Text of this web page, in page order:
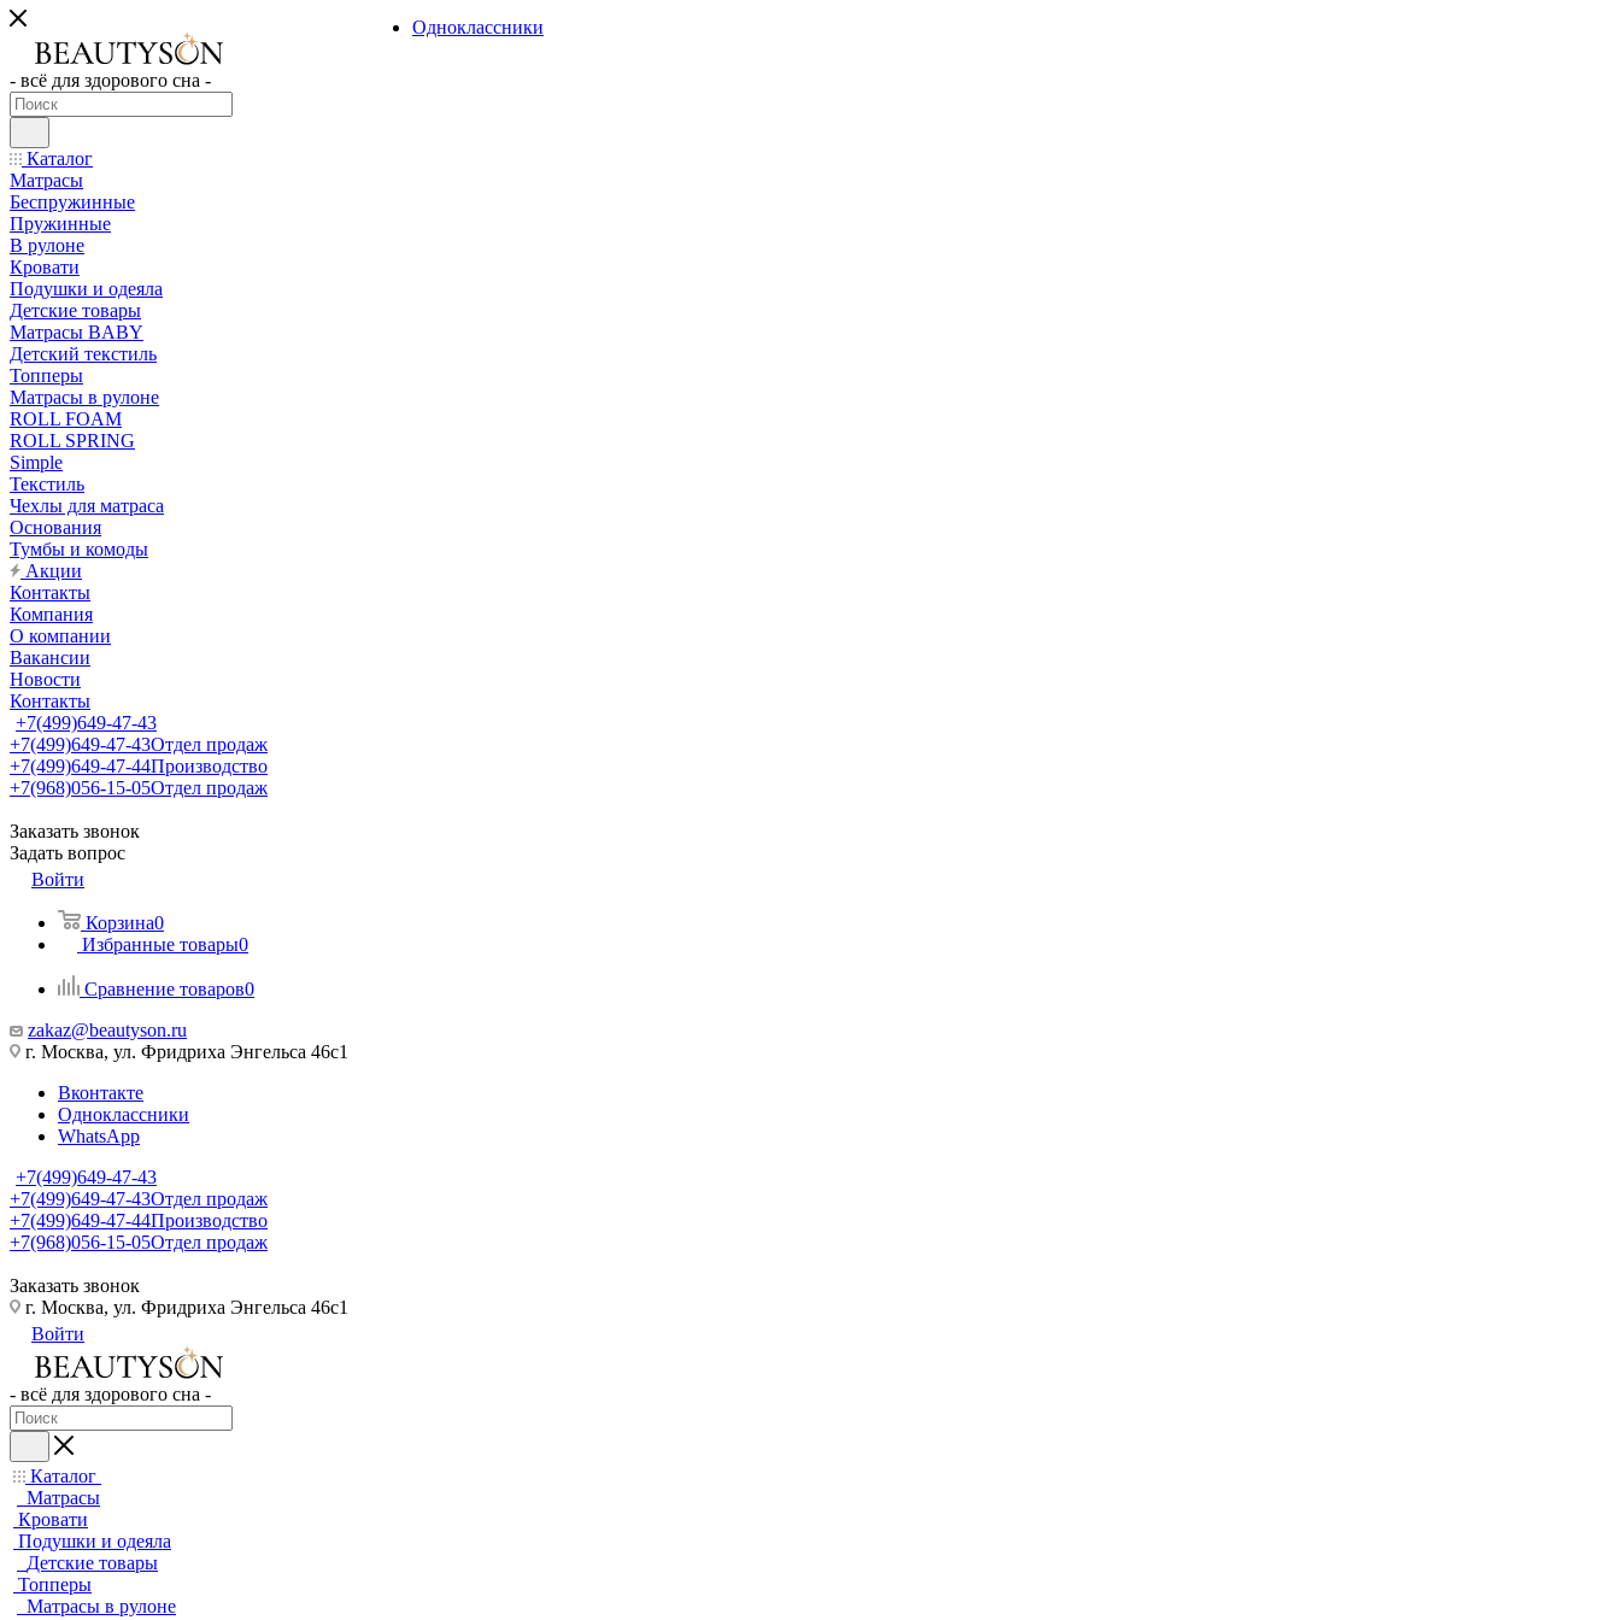
- всё для здорового сна -
Каталог
Матрасы
Беспружинные
Пружинные
В рулоне
Кровати
Подушки и одеяла
Детские товары
Матрасы BABY
Детский текстиль
Топперы
Матрасы в рулоне
ROLL FOAM
ROLL SPRING
Simple
Текстиль
Чехлы для матраса
Основания
Тумбы и комоды
Акции
Контакты
Компания
О компании
Вакансии
Новости
Контакты
+7(499)649-47-43
+7(499)649-47-43Отдел продаж
+7(499)649-47-44Производство
+7(968)056-15-05Отдел продаж
Заказать звонок
Задать вопрос
Войти
Корзина0
Избранные товары0
Сравнение товаров0
zakaz@beautyson.ru
г. Москва, ул. Фридриха Энгельса 46с1
Вконтакте
Одноклассники
WhatsApp
+7(499)649-47-43
+7(499)649-47-43Отдел продаж
+7(499)649-47-44Производство
+7(968)056-15-05Отдел продаж
Заказать звонок
Одноклассники
г. Москва, ул. Фридриха Энгельса 46с1
Войти
- всё для здорового сна -
Каталог
Матрасы
Кровати
Подушки и одеяла
Детские товары
Топперы
Матрасы в рулоне